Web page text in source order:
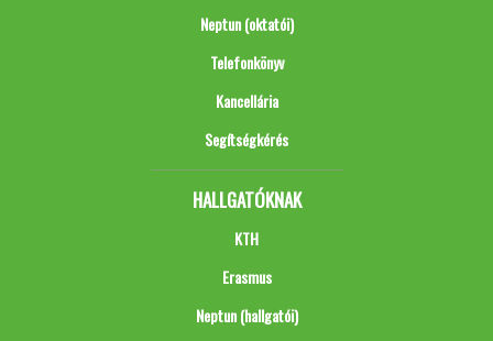
Neptun (oktatói)
Telefonkönyv
Kancellária
Segítségkérés
HALLGATÓKNAK
KTH
Erasmus
Neptun (hallgatói)